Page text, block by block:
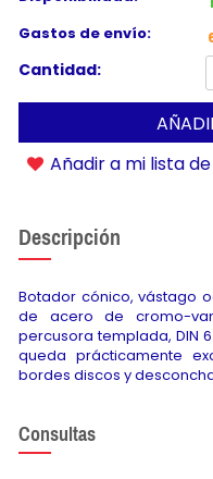
Gastos de envío:
Cantidad:
Añadir a mi lista
Descripción
Botador cónico, vástago
de acero de cromo-
percusora templada, DIN
queda prácticamente
bordes discos y
Consultas